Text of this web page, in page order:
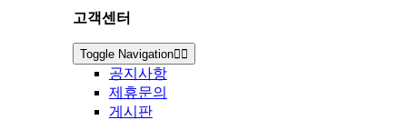
고객센터
Toggle Navigation
공지사항
제휴문의
게시판